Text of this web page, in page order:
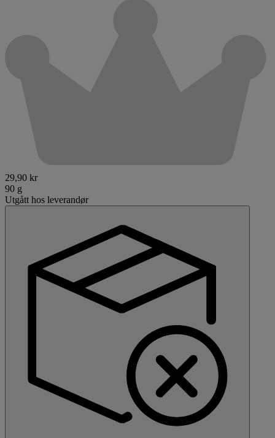
29,90 kr
90 g
Utgått hos leverandør